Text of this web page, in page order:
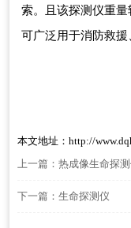
索。且该探测仪重量
可广泛用于消防救援
本文地址： http://
上一篇： 热成像生命探
下一篇： 生命探测仪